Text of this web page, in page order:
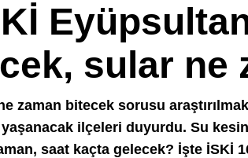
sular ne
zaman bitecek sorusu
ilçeleri duyurdu. Su
saat kaçta gelecek? İşte